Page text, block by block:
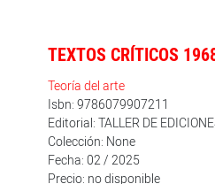
TEXTOS CRÍTICOS
Teoría del arte
Isbn: 9786079907211
Editorial: TALLER DE
Colección: None
Fecha: 02 / 2025
Precio: no disponible